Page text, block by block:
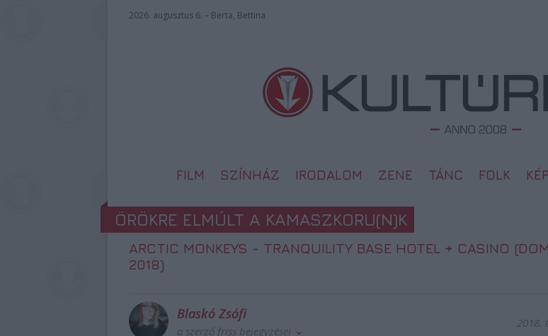
2026. augusztus 6. – Berta, Bettina
FILM SZÍNHÁZ IRODALOM ZENE TÁNC FOLK
ÖRÖKRE ELMÚLT A KAMASZKORU(N)K
ARCTIC MONKEYS - TRANQUILITY BASE HOTEL + CASINO
2018)
Blaskó Zsófi
a szerző friss bejegyzései
2018.